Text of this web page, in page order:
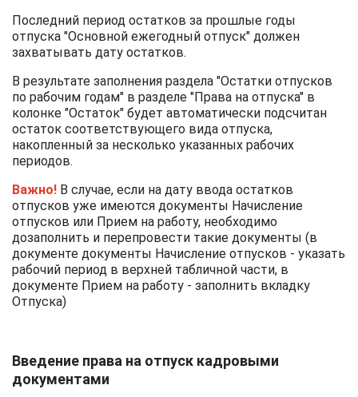
Последний период остатков за прошлые годы
отпуска "Основной ежегодный отпуск" должен
захватывать дату остатков.
В результате заполнения раздела "Остатки отпусков
по рабочим годам" в разделе "Права на отпуска" в
колонке "Остаток" будет автоматически подсчитан
остаток соответствующего вида отпуска,
накопленный за несколько указанных рабочих
периодов.
Важно! В случае, если на дату ввода остатков
отпусков уже имеются документы Начисление
отпусков или Прием на работу, необходимо
дозаполнить и перепровести такие документы (в
документе документы Начисление отпусков - указать
рабочий период в верхней табличной части, в
документе Прием на работу - заполнить вкладку
Отпуска)
Введение права на отпуск кадровыми
документами